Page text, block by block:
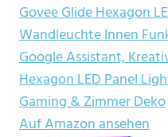
Govee Glide Hexagon
Wandleuchte Innen
Google Assistant,
Hexagon LED Panel
Gaming & Zimmer Deko
Auf Amazon ansehen